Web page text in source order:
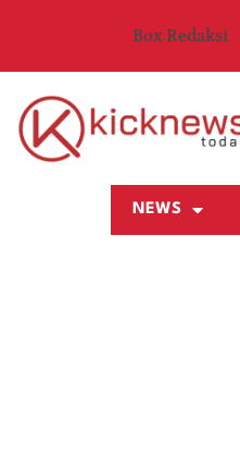
Box Redaksi
NEWS